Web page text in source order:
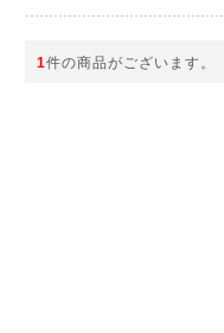
1件の商品がございます。